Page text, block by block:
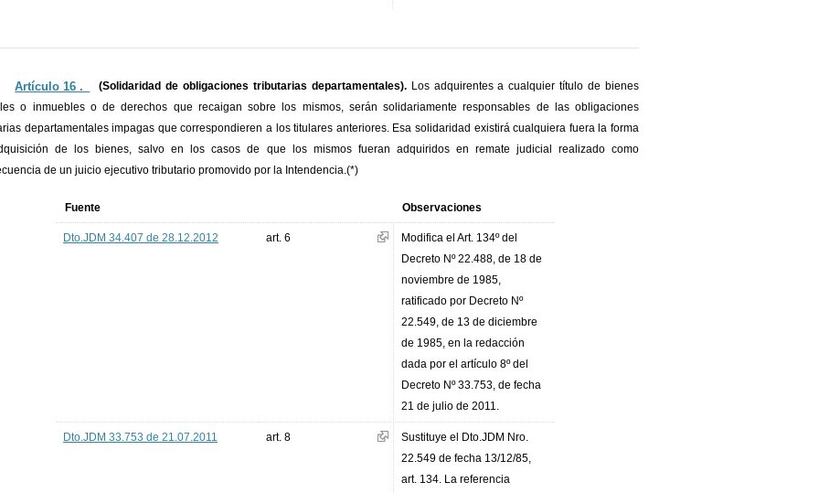
Artículo 16 ._ (Solidaridad de obligaciones tributarias departamentales).Los adquirentes a cualquier título de bienes
o inmuebles o de derechos que recaigan sobre los mismos, serán solidariamente responsables de las obligaciones
departamentales impagas que correspondieren a los titulares anteriores. Esa solidaridad existirá cualquiera fuera la forma
de los bienes, salvo en los casos de que los mismos fueran adquiridos en remate judicial realizado como
de un juicio ejecutivo tributario promovido por la Intendencia.(*)
Fuente Observaciones
Dto.JDM 34.407 de 28.12.2012 art. 6
Modifica el Art. 134º del
Decreto Nº 22.488, de 18 de
noviembre de 1985,
ratificado por Decreto Nº
22.549, de 13 de diciembre
de 1985, en la redacción
dada por el artículo 8º del
Decreto Nº 33.753, de fecha
21 de julio de 2011.
Dto.JDM 33.753 de 21.07.2011 art. 8
Sustituye el Dto.JDM Nro.
22.549 de fecha 13/12/85,
art. 134. La referencia